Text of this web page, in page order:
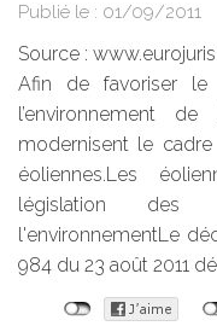
Publié le : 01/09/2011
Source :
Afin de favoriser le
l’environnement
modernisent le cadre
éoliennes.Les
législation des
l'environnementLe
984 du 23 août 2011